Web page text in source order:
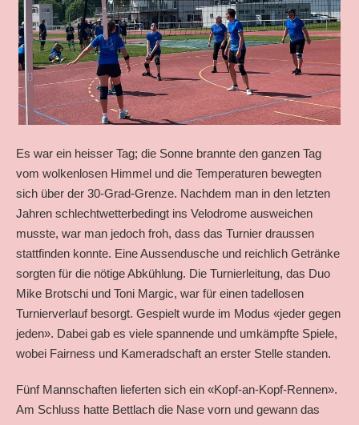
Es war ein heisser Tag; die Sonne brannte den ganzen Tag
vom wolkenlosen Himmel und die Temperaturen bewegten
sich über der 30-Grad-Grenze. Nachdem man in den letzten
Jahren schlechtwetterbedingt ins Velodrome ausweichen
musste, war man jedoch froh, dass das Turnier draussen
stattfinden konnte. Eine Aussendusche und reichlich Getränke
sorgten für die nötige Abkühlung. Die Turnierleitung, das Duo
Mike Brotschi und Toni Margic, war für einen tadellosen
Turnierverlauf besorgt. Gespielt wurde im Modus «jeder gegen
jeden». Dabei gab es viele spannende und umkämpfte Spiele,
wobei Fairness und Kameradschaft an erster Stelle standen.
Fünf Mannschaften lieferten sich ein «Kopf-an-Kopf-Rennen».
Am Schluss hatte Bettlach die Nase vorn und gewann das